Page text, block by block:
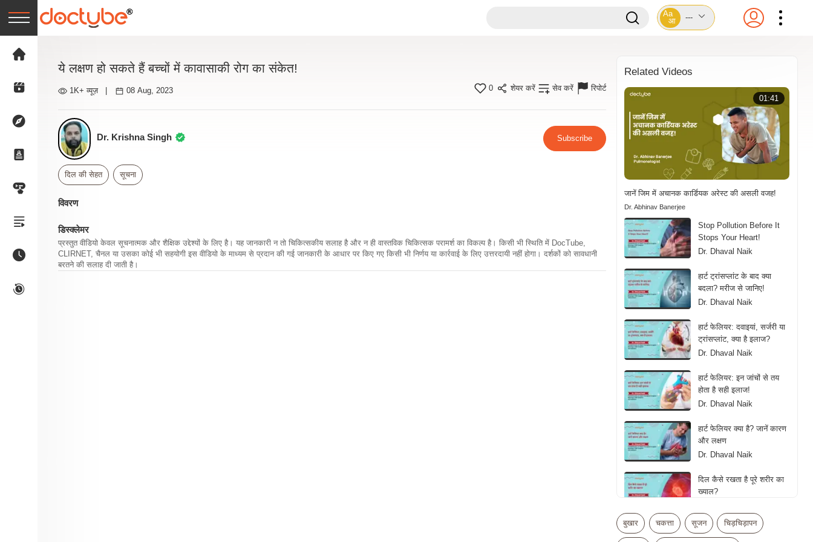
Aa
आ
---
ये लक्षण हो सकते हैं बच्चों में कावासाकी रोग का संकेत!
1K+ व्यूज़ 08 Aug, 2023 0 शेयर करें सेव करें रिपोर्ट
Dr. Krishna Singh Subscribe
दिल की सेहत सूचना
विवरण
डिस्क्लेमर
प्रस्तुत वीडियो केवल सूचनात्मक और शैक्षिक उद्देश्यों के लिए है। यह जानकारी न तो चिकित्सकीय सलाह है और न ही वास्तविक चिकित्सक परामर्श का विकल्प है। किसी भी स्थिति में DocTube,
CLIRNET, चैनल या उसका कोई भी सहयोगी इस वीडियो के माध्यम से प्रदान की गई जानकारी के आधार पर किए गए किसी भी निर्णय या कार्रवाई के लिए उत्तरदायी नहीं होगा। दर्शकों को सावधानी
बरतने की सलाह दी जाती है।
Related Videos
01:41
जानें जिम में अचानक कार्डियक अरेस्ट की असली वजह!
Dr. Abhinav Banerjee
Stop Pollution Before It
Stops Your Heart!
Dr. Dhaval Naik
हार्ट ट्रांसप्लांट के बाद क्या
बदला? मरीज से जानिए!
Dr. Dhaval Naik
हार्ट फेलियर: दवाइयां, सर्जरी या
ट्रांसप्लांट, क्या है इलाज?
Dr. Dhaval Naik
हार्ट फेलियर: इन जांचों से तय
होता है सही इलाज!
Dr. Dhaval Naik
हार्ट फेलियर क्या है? जानें कारण
और लक्षण
Dr. Dhaval Naik
दिल कैसे रखता है पूरे शरीर का
ख्याल?
क्या ज्यादा एक्सरसाइज बन
बुखार चकत्ता सूजन चिड़चिड़ापन